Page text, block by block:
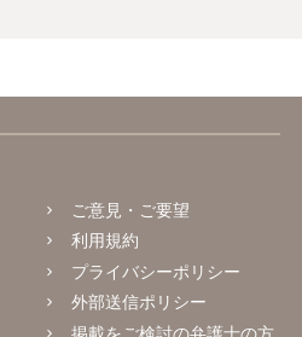
ご意見・ご要望
利用規約
プライバシーポリシー
外部送信ポリシー
掲載をご検討の弁護士の方